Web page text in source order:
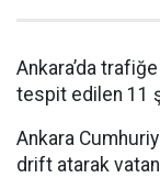
Ankara’da
tespit edilen 11
Ankara
drift atarak